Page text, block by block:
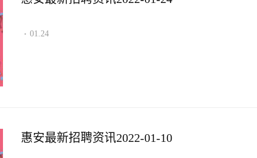
· 01.24
惠安最新招聘资讯2022-01-10